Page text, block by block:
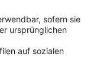
sofern sie
ursprünglichen
auf sozialen